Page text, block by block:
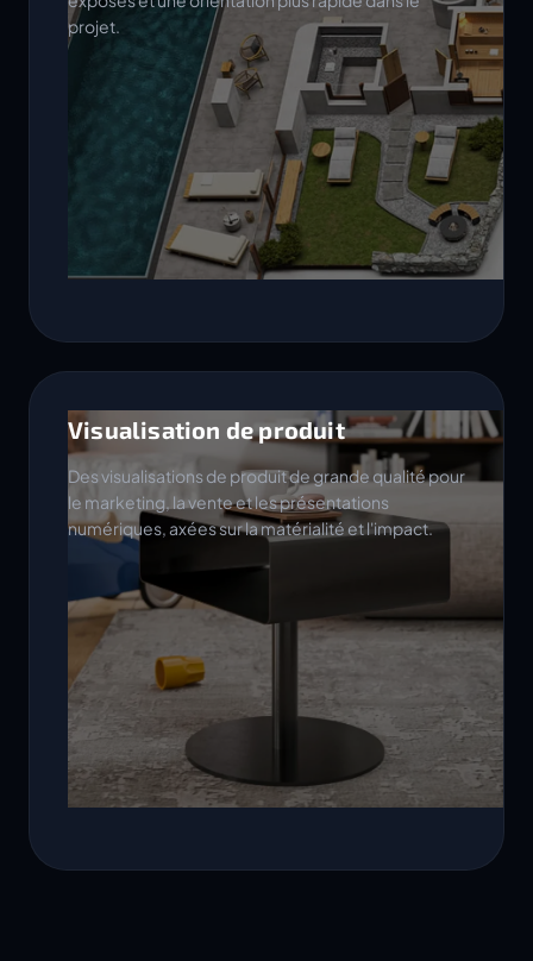
projet.
Visualisation de produit
Des visualisations de produit de grande qualité pour
le marketing, la vente et les présentations
numériques, axées sur la matérialité et l'impact.